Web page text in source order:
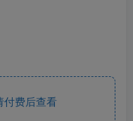
费后查看